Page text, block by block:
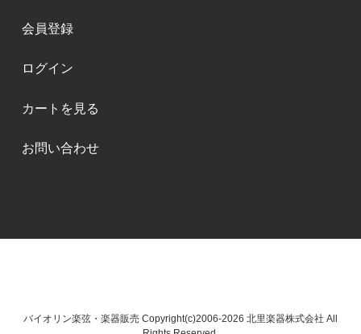
会員登録
ログイン
カートを見る
お問い合わせ
バイオリン楽弦・楽器販売 Copyright(c)2006-2026 北里楽器株式会社 All